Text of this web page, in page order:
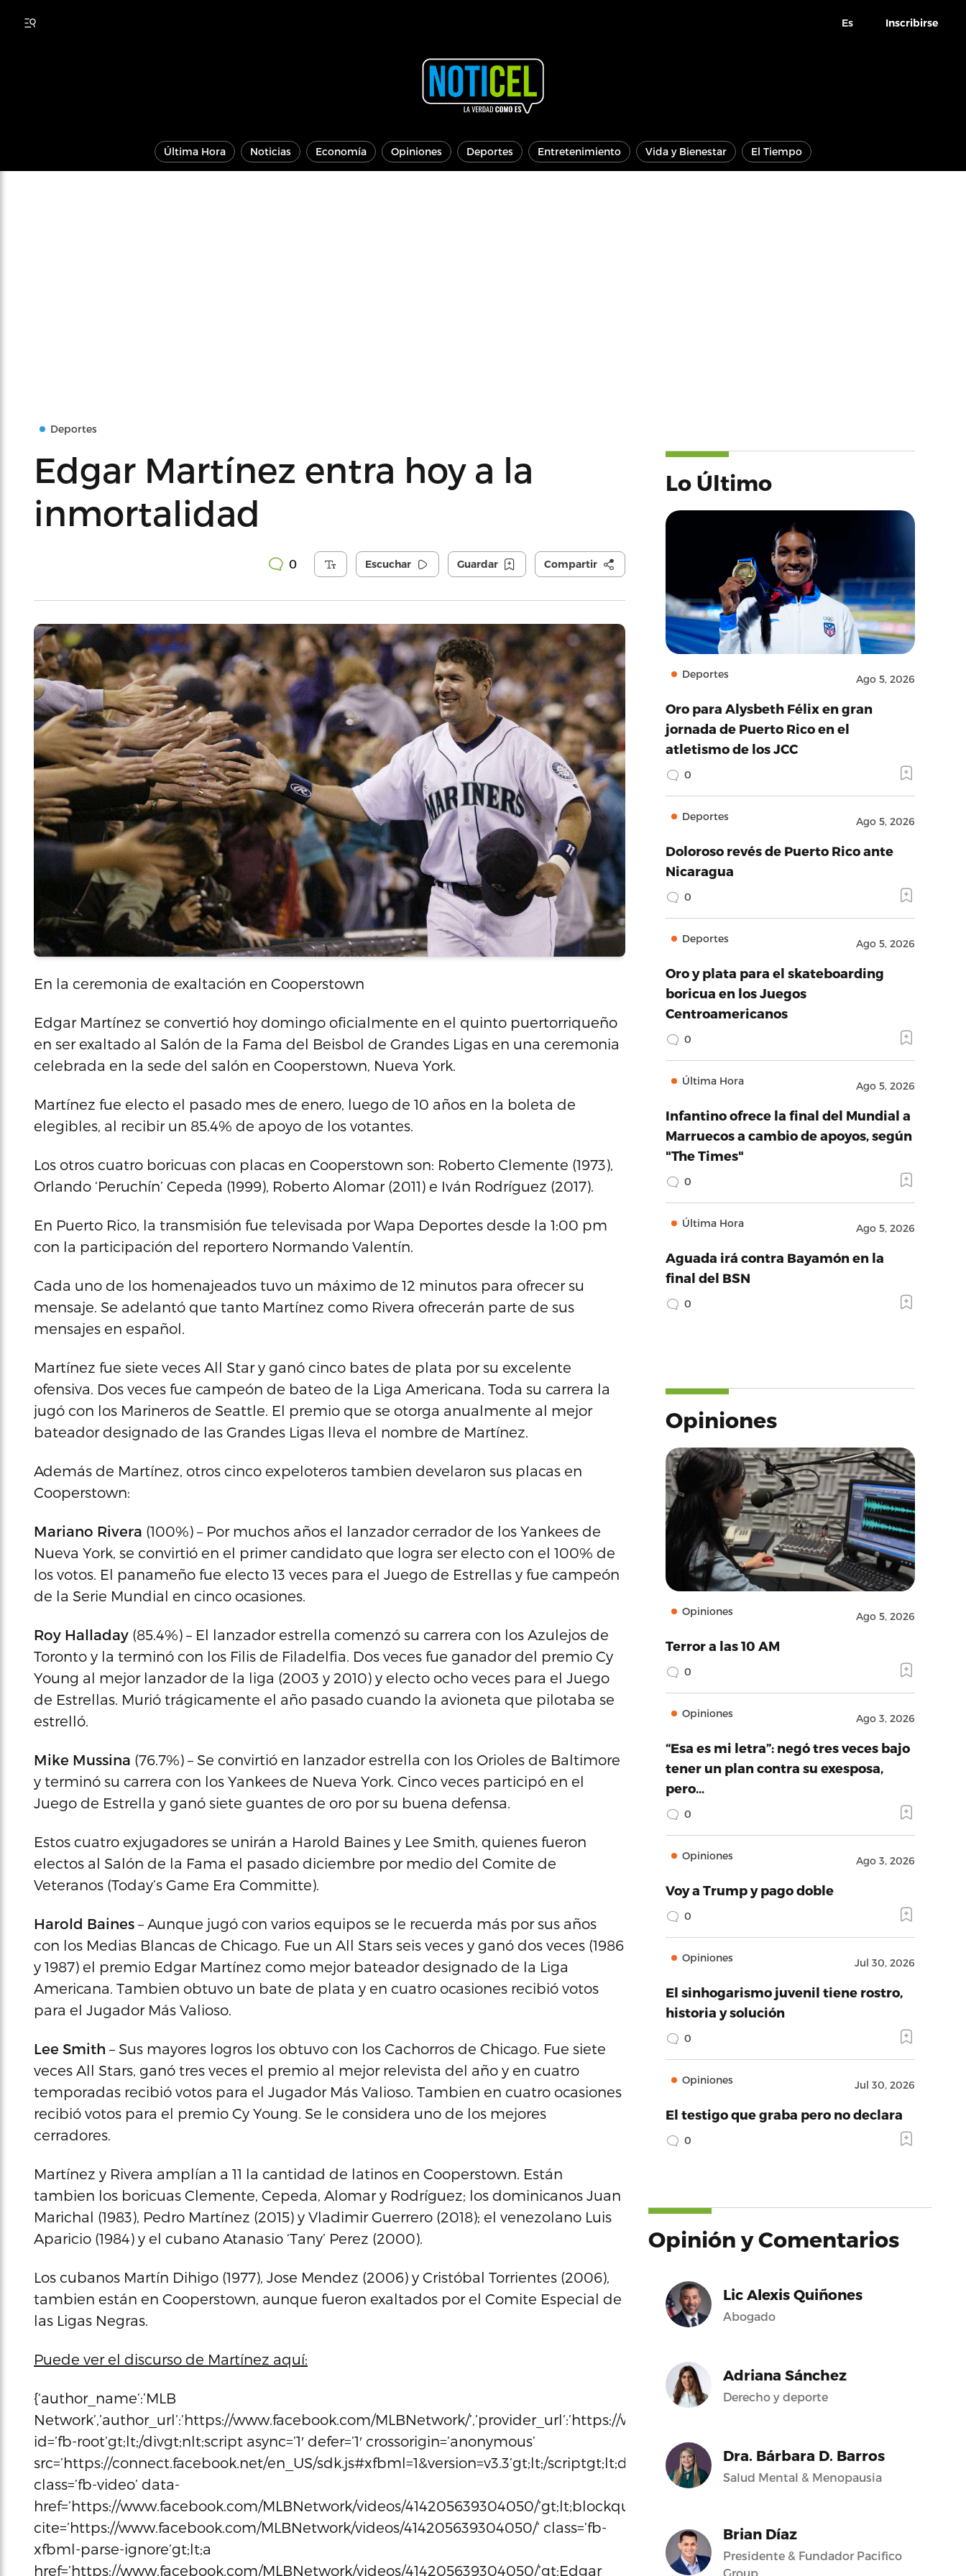
Es Inscribirse
Última Hora Noticias Economía Opiniones Deportes Entretenimiento Vida y Bienestar El Tiempo
Deportes
Edgar Martínez entra hoy a la
inmortalidad
0 Escuchar Guardar Compartir
En la ceremonia de exaltación en Cooperstown
Edgar Martínez se convertió hoy domingo oficialmente en el quinto puertorriqueño
en ser exaltado al Salón de la Fama del Beisbol de Grandes Ligas en una ceremonia
celebrada en la sede del salón en Cooperstown, Nueva York.
Martínez fue electo el pasado mes de enero, luego de 10 años en la boleta de
elegibles, al recibir un 85.4% de apoyo de los votantes.
Los otros cuatro boricuas con placas en Cooperstown son: Roberto Clemente (1973),
Orlando ‘Peruchín’ Cepeda (1999), Roberto Alomar (2011) e Iván Rodríguez (2017).
En Puerto Rico, la transmisión fue televisada por Wapa Deportes desde la 1:00 pm
con la participación del reportero Normando Valentín.
Cada uno de los homenajeados tuvo un máximo de 12 minutos para ofrecer su
mensaje. Se adelantó que tanto Martínez como Rivera ofrecerán parte de sus
mensajes en español.
Martínez fue siete veces All Star y ganó cinco bates de plata por su excelente
ofensiva. Dos veces fue campeón de bateo de la Liga Americana. Toda su carrera la
jugó con los Marineros de Seattle. El premio que se otorga anualmente al mejor
bateador designado de las Grandes Ligas lleva el nombre de Martínez.
Además de Martínez, otros cinco expeloteros tambien develaron sus placas en
Cooperstown:
Mariano Rivera (100%) – Por muchos años el lanzador cerrador de los Yankees de
Nueva York, se convirtió en el primer candidato que logra ser electo con el 100% de
los votos. El panameño fue electo 13 veces para el Juego de Estrellas y fue campeón
de la Serie Mundial en cinco ocasiones.
Roy Halladay (85.4%) – El lanzador estrella comenzó su carrera con los Azulejos de
Toronto y la terminó con los Filis de Filadelfia. Dos veces fue ganador del premio Cy
Young al mejor lanzador de la liga (2003 y 2010) y electo ocho veces para el Juego
de Estrellas. Murió trágicamente el año pasado cuando la avioneta que pilotaba se
estrelló.
Mike Mussina (76.7%) – Se convirtió en lanzador estrella con los Orioles de Baltimore
y terminó su carrera con los Yankees de Nueva York. Cinco veces participó en el
Juego de Estrella y ganó siete guantes de oro por su buena defensa.
Estos cuatro exjugadores se unirán a Harold Baines y Lee Smith, quienes fueron
electos al Salón de la Fama el pasado diciembre por medio del Comite de
Veteranos (Today’s Game Era Committe).
Harold Baines – Aunque jugó con varios equipos se le recuerda más por sus años
con los Medias Blancas de Chicago. Fue un All Stars seis veces y ganó dos veces (1986
y 1987) el premio Edgar Martínez como mejor bateador designado de la Liga
Americana. Tambien obtuvo un bate de plata y en cuatro ocasiones recibió votos
para el Jugador Más Valioso.
Lee Smith – Sus mayores logros los obtuvo con los Cachorros de Chicago. Fue siete
veces All Stars, ganó tres veces el premio al mejor relevista del año y en cuatro
temporadas recibió votos para el Jugador Más Valioso. Tambien en cuatro ocasiones
recibió votos para el premio Cy Young. Se le considera uno de los mejores
cerradores.
Martínez y Rivera amplían a 11 la cantidad de latinos en Cooperstown. Están
tambien los boricuas Clemente, Cepeda, Alomar y Rodríguez; los dominicanos Juan
Marichal (1983), Pedro Martínez (2015) y Vladimir Guerrero (2018); el venezolano Luis
Aparicio (1984) y el cubano Atanasio ‘Tany’ Perez (2000).
Los cubanos Martín Dihigo (1977), Jose Mendez (2006) y Cristóbal Torrientes (2006),
tambien están en Cooperstown, aunque fueron exaltados por el Comite Especial de
las Ligas Negras.
Puede ver el discurso de Martínez aquí:
{‘author_name’:’MLB
Network’,’author_url’:’https://www.facebook.com/MLBNetwork/’,’provider_url’:’https://
id=’fb-root’gt;lt;/divgt;nlt;script async=’1′ defer=’1′ crossorigin=’anonymous’
src=’https://connect.facebook.net/en_US/sdk.js#xfbml=1&version=v3.3’gt;lt;/scriptgt;lt;div
class=’fb-video’ data-
href=’https://www.facebook.com/MLBNetwork/videos/414205639304050/’gt;lt;blockquote
cite=’https://www.facebook.com/MLBNetwork/videos/414205639304050/’ class=’fb-
xfbml-parse-ignore’gt;lt;a
href=’https://www.facebook.com/MLBNetwork/videos/414205639304050/’gt;Edgar
Lo Último
Deportes Ago 5, 2026
Oro para Alysbeth Félix en gran
jornada de Puerto Rico en el
atletismo de los JCC
0
Deportes Ago 5, 2026
Doloroso revés de Puerto Rico ante
Nicaragua
0
Deportes Ago 5, 2026
Oro y plata para el skateboarding
boricua en los Juegos
Centroamericanos
0
Última Hora Ago 5, 2026
Infantino ofrece la final del Mundial a
Marruecos a cambio de apoyos, según
"The Times"
0
Última Hora Ago 5, 2026
Aguada irá contra Bayamón en la
final del BSN
0
Opiniones
Opiniones Ago 5, 2026
Terror a las 10 AM
0
Opiniones Ago 3, 2026
“Esa es mi letra”: negó tres veces bajo
tener un plan contra su exesposa,
pero…
0
Opiniones Ago 3, 2026
Voy a Trump y pago doble
0
Opiniones Jul 30, 2026
El sinhogarismo juvenil tiene rostro,
historia y solución
0
Opiniones Jul 30, 2026
El testigo que graba pero no declara
0
Opinión y Comentarios
Lic Alexis Quiñones
Abogado
Adriana Sánchez
Derecho y deporte
Dra. Bárbara D. Barros
Salud Mental & Menopausia
Brian Díaz
Presidente & Fundador Pacifico
Group